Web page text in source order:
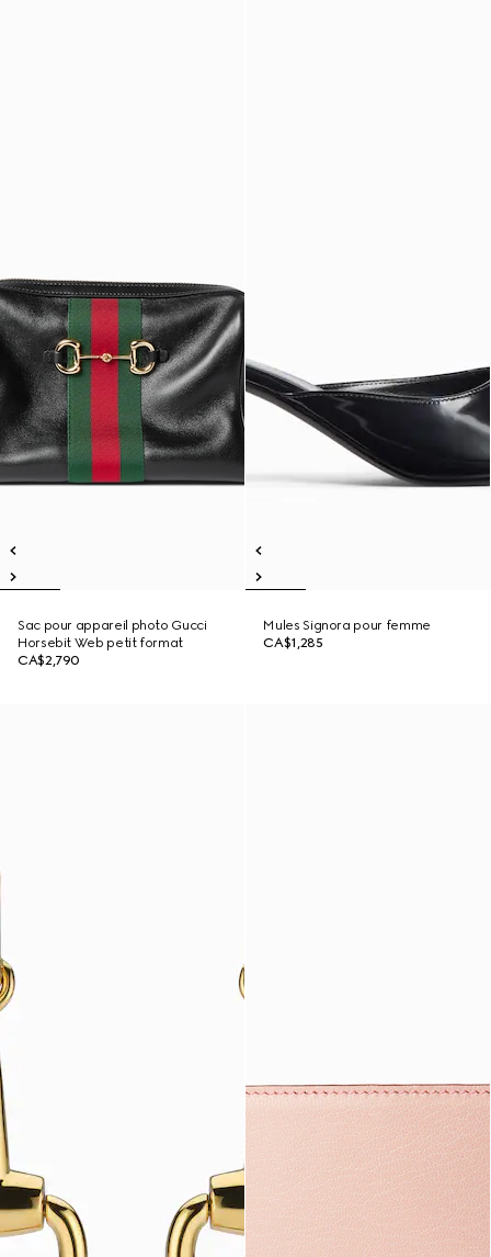
Sac pour appareil photo Gucci
Horsebit Web petit format
CA$2,790
Mules Signora pour femme
CA$1,285